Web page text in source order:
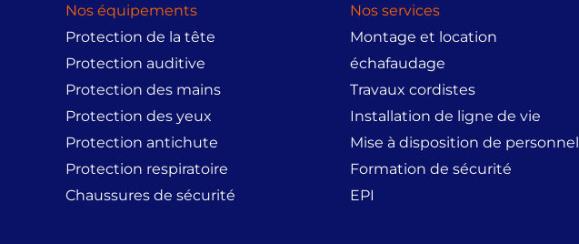
Nos équipements
Protection de la tête
Protection auditive
Protection des mains
Protection des yeux
Protection antichute
Protection respiratoire
Chaussures de sécurité
Nos services
Montage et location
échafaudage
Travaux cordistes
Installation de ligne de vie
Mise à disposition de personnel
Formation de sécurité
EPI